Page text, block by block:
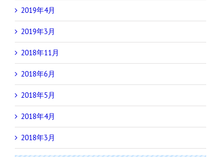
2019年4月
2019年3月
2018年11月
2018年6月
2018年5月
2018年4月
2018年3月